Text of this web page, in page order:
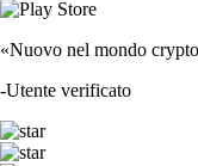
«Nuovo nel mondo
-Utente verificato